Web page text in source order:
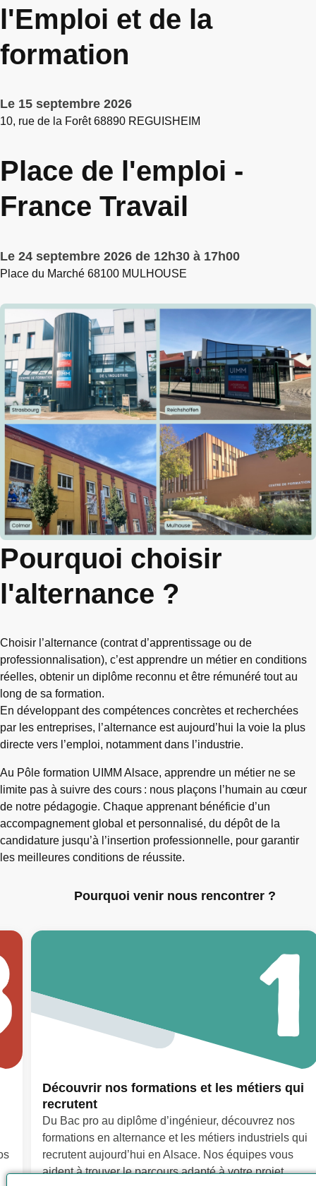
l'Emploi et de la
formation
Le 15 septembre 2026
10, rue de la Forêt 68890 REGUISHEIM
Place de l'emploi -
France Travail
Le 24 septembre 2026 de 12h30 à 17h00
Place du Marché 68100 MULHOUSE
Pourquoi choisir
l'alternance ?
Choisir l’alternance (contrat d’apprentissage ou de
professionnalisation), c’est apprendre un métier en conditions
réelles, obtenir un diplôme reconnu et être rémunéré tout au
long de sa formation.
En développant des compétences concrètes et recherchées
par les entreprises, l’alternance est aujourd’hui la voie la plus
directe vers l’emploi, notamment dans l’industrie.
Au Pôle formation UIMM Alsace, apprendre un métier ne se
limite pas à suivre des cours : nous plaçons l’humain au cœur
de notre pédagogie. Chaque apprenant bénéficie d’un
accompagnement global et personnalisé, du dépôt de la
candidature jusqu’à l’insertion professionnelle, pour garantir
les meilleures conditions de réussite.
Pourquoi venir nous rencontrer ?
Découvrir nos formations et les métiers qui
recrutent
Du Bac pro au diplôme d’ingénieur, découvrez nos
formations en alternance et les métiers industriels qui
recrutent aujourd’hui en Alsace. Nos équipes vous
aident à trouver le parcours adapté à votre projet